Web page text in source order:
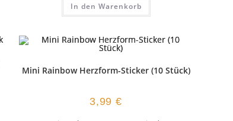
In den Warenkorb
Mini Rainbow Herzform-Sticker (10 Stück)
3,99€